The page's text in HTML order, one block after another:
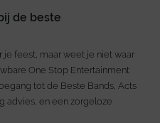
de beste
feest, maar weet je niet waar
One Stop Entertainment
tot de Beste Bands, Acts
advies, en een zorgeloze